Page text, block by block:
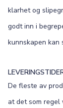
klarhet og
godt inn i
kunnskapen kan
De fleste av
at det som regel